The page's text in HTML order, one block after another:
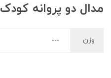
مدال دو پروانه کودک
وزن